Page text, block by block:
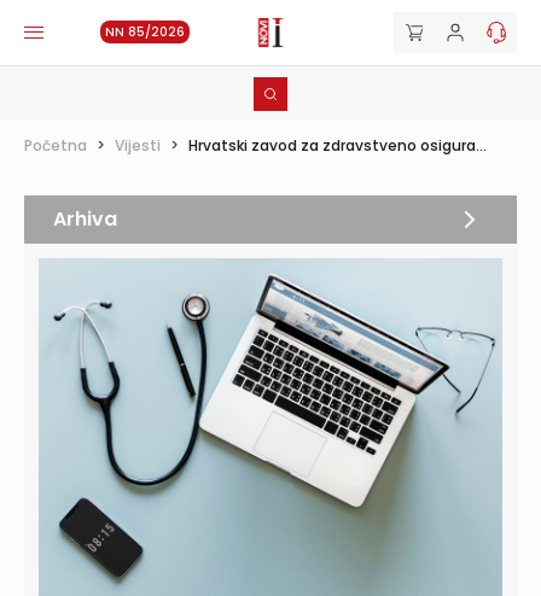
NN 85/2026
Početna > Vijesti > Hrvatski zavod za zdravstveno osigura...
Arhiva